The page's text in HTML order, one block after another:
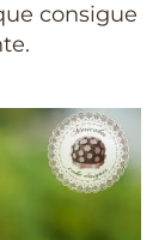
consigue